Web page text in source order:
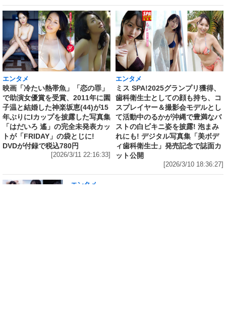
エンタメ
映画「冷たい熱帯魚」「恋の罪」
で助演女優賞を受賞、2011年に園
子温と結婚した神楽坂恵(44)が15
年ぶりにIカップを披露した写真集
「はだいろ 遙」の完全未発表カッ
トが「FRIDAY」の袋とじに!
DVDが付録で税込780円
[2026/3/11 22:16:33]
エンタメ
ミス SPA!2025グランプリ獲得、
歯科衛生士としての顔も持ち、コ
スプレイヤー＆撮影会モデルとし
て活動中のるかが沖縄で豊満なバ
ストの白ビキニ姿を披露! 泡まみ
れにも! デジタル写真集「美ボデ
ィ歯科衛生士」発売記念で誌面カ
ット公開
[2026/3/10 18:36:27]
エンタメ